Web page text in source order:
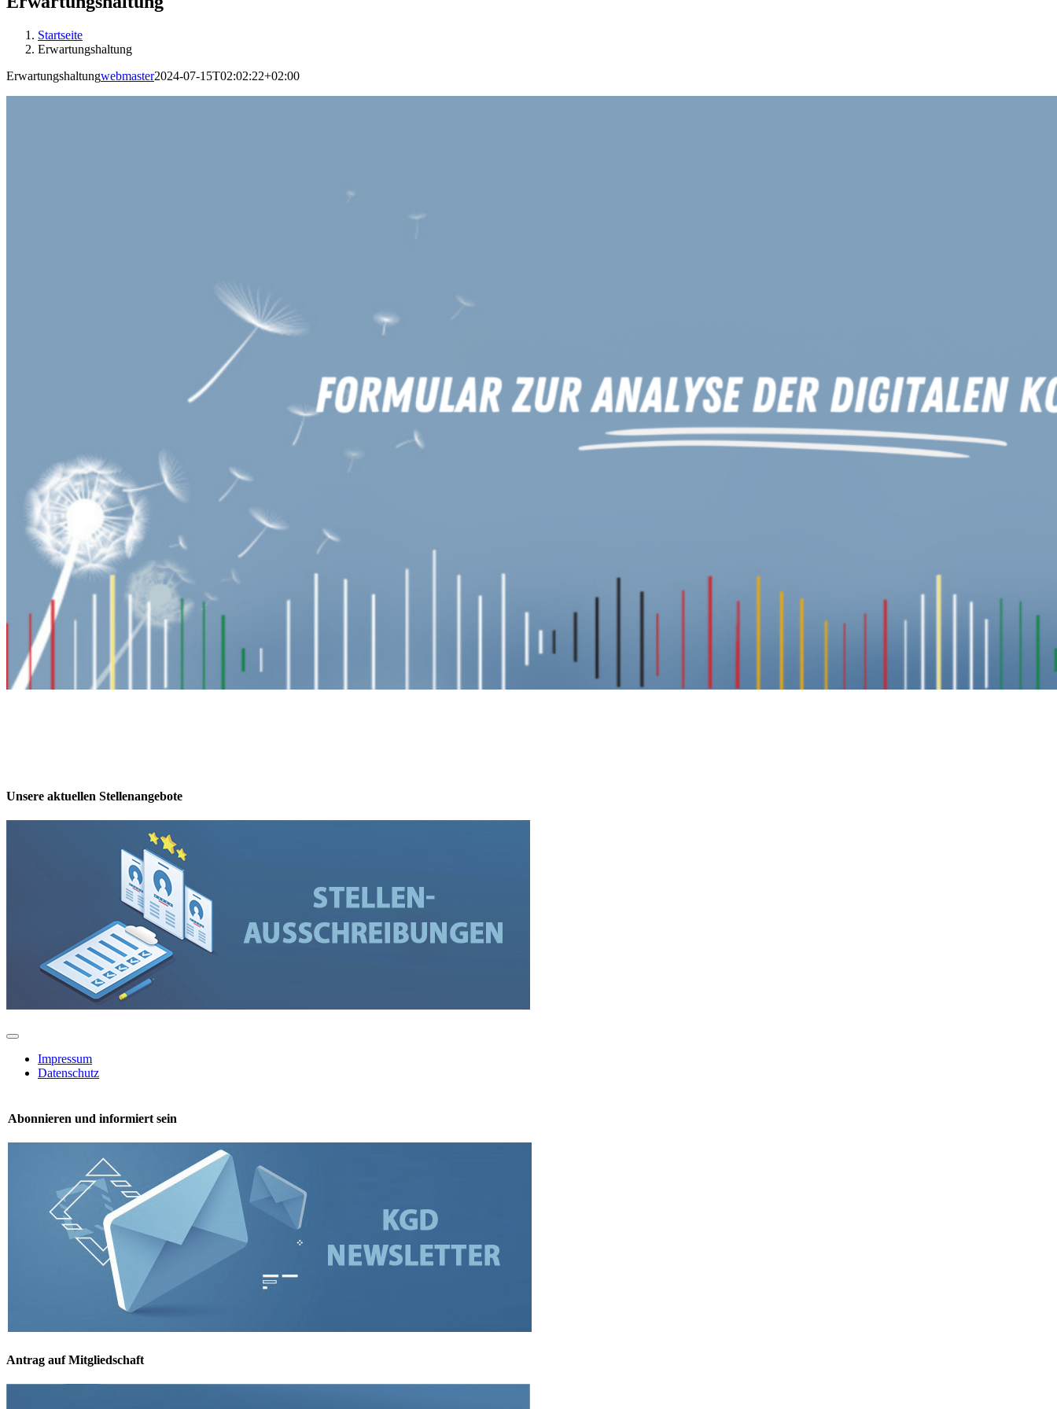
Startseite
Erwartungshaltung
Erwartungshaltungwebmaster2024-07-15T02:02:22+02:00
Unsere aktuellen Stellenangebote
Toggle
NavigationImpressum
Datenschutz
Abonnieren und informiert sein
Antrag auf Mitgliedschaft